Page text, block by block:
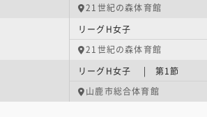
21世紀の森体育館
リーグH女子
21世紀の森体育館
リーグH女子 | 第1節
山鹿市総合体育館